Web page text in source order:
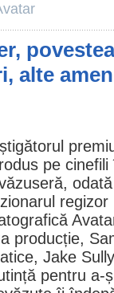
alte
pe
producție,
Jake
pentru a-